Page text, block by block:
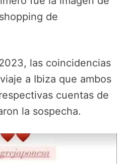
de
las coincidencias
a Ibiza que ambos
cuentas de
la sospecha.